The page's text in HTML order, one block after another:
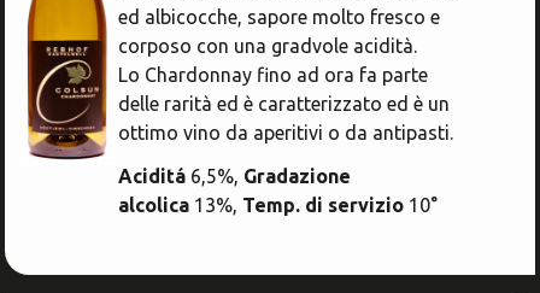
ed albicocche, sapore molto fresco e
corposo con una gradvole acidità.
Lo Chardonnay fino ad ora fa parte
delle rarità ed è caratterizzato ed è un
ottimo vino da aperitivi o da antipasti.
Aciditá 6,5%, Gradazione
alcolica 13%, Temp. di servizio 10°